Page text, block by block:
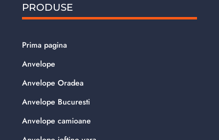
PRODUSE
Prima pagina
Anvelope
Anvelope Oradea
Anvelope Bucuresti
Anvelope camioane